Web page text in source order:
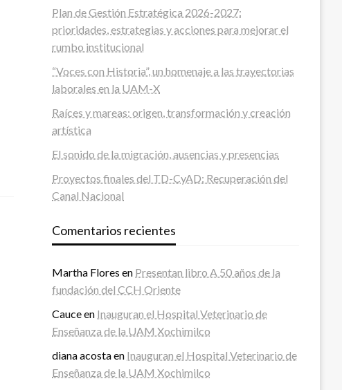
Plan de Gestión Estratégica 2026-2027:
prioridades, estrategias y acciones para mejorar el
rumbo institucional
“Voces con Historia”, un homenaje a las trayectorias
laborales en la UAM-X
Raíces y mareas: origen, transformación y creación
artística
El sonido de la migración, ausencias y presencias
Proyectos finales del TD-CyAD: Recuperación del
Canal Nacional
Comentarios recientes
Martha Flores en Presentan libro A 50 años de la
fundación del CCH Oriente
Cauceen Inauguran el Hospital Veterinario de
Enseñanza de la UAM Xochimilco
diana acostaen Inauguran el Hospital Veterinario de
Enseñanza de la UAM Xochimilco